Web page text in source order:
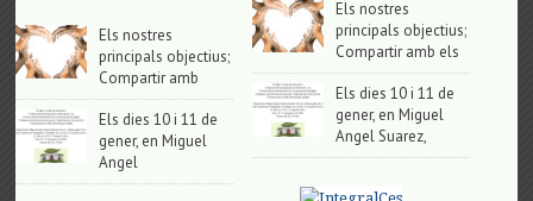
Els nostres
principals objectius;
Compartir amb
Els dies 10 i 11 de
gener, en Miguel
Angel
Els nostres
principals objectius;
Compartir amb els
Els dies 10 i 11 de
gener, en Miguel
Angel Suarez,